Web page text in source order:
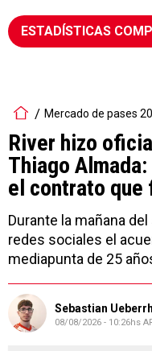
ESTADÍSTICAS
Mercado de pases
River hizo
Thiago
el contrato que
Durante la mañana
redes sociales el
mediapunta de 25
Sebastian
08/08/2026 - 10:26hs